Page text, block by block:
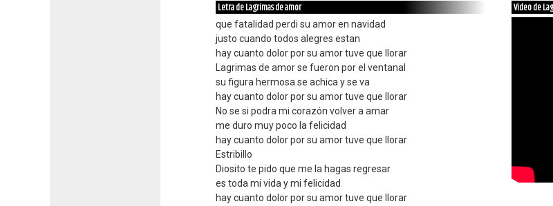
Letra de Lagrimas de amor
que fatalidad perdi su amor en navidad
justo cuando todos alegres estan
hay cuanto dolor por su amor tuve que llorar
Lagrimas de amor se fueron por el ventanal
su figura hermosa se achica y se va
hay cuanto dolor por su amor tuve que llorar
No se si podra mi corazón volver a amar
me duro muy poco la felicidad
hay cuanto dolor por su amor tuve que llorar
Estribillo
Diosito te pido que me la hagas regresar
es toda mi vida y mi felicidad
hay cuanto dolor por su amor tuve que llorar
Video de